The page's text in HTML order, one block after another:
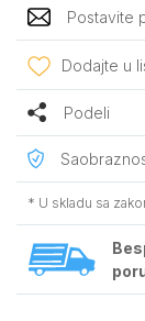
Postavite
Dodajte u
Podeli
* U skladu sa